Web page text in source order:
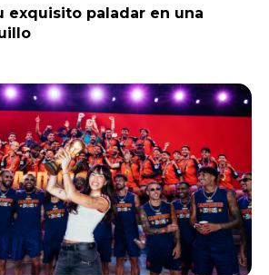
exquisito paladar en una